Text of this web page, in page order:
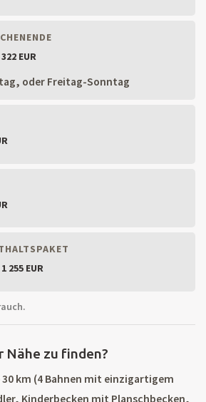
322 EUR
oder Freitag-Sonntag
1 255 EUR
Nähe zu finden?
km (4 Bahnen mit einzigartigem
Kinderbecken mit Planschbecken,